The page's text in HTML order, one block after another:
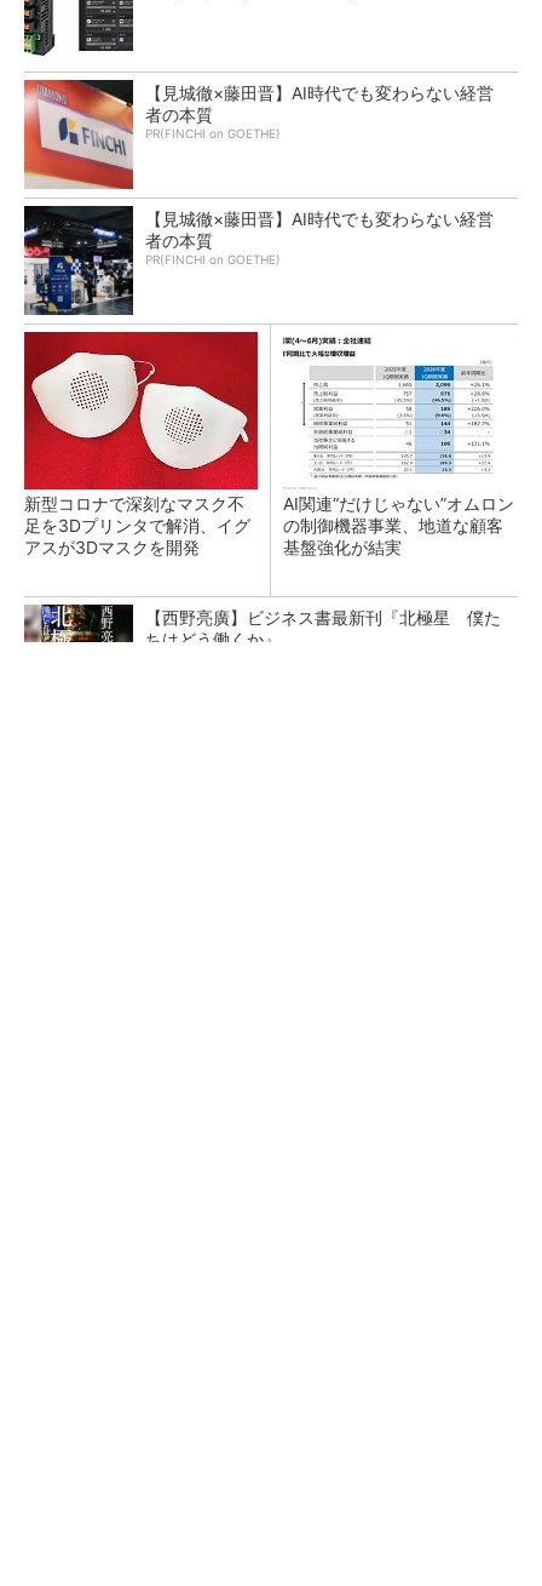
【見城徹×藤田晋】AI時代でも変わらない経営
者の本質
PR(FINCHI on GOETHE)
【見城徹×藤田晋】AI時代でも変わらない経営
者の本質
PR(FINCHI on GOETHE)
新型コロナで深刻なマスク不
足を3Dプリンタで解消、イグ
アスが3Dマスクを開発
AI関連“だけじゃない”オムロン
の制御機器事業、地道な顧客
基盤強化が結実
【西野亮廣】ビジネス書最新刊『北極星 僕た
ちはどう働くか』